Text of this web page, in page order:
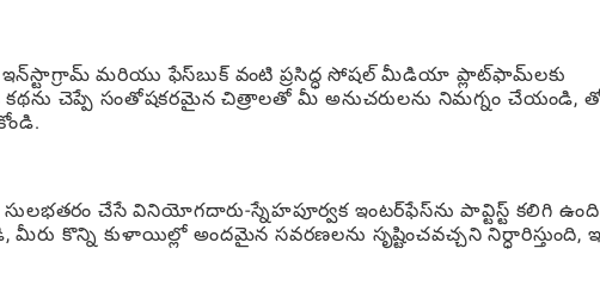
ఇన్‌స్టాగ్రామ్ మరియు ఫేస్‌బుక్ వంటి ప్రసిద్ధ సోషల్ మీడియా ప్లాట్‌ఫామ్‌లకు
కథను చెప్పే సంతోషకరమైన చిత్రాలతో మీ అనుచరులను నిమగ్నం చేయండి,
చేసే వినియోగదారు-స్నేహపూర్వక ఇంటర్‌ఫేస్‌ను పావ్టిస్ట్ కలిగి
కొన్ని కుళాయిల్లో అందమైన సవరణలను సృష్టించవచ్చని నిర్ధారిస్తుంది,